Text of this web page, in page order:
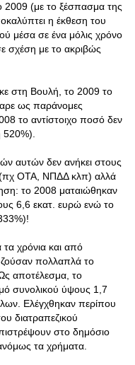
2009 (με το ξέσπασμα της
η έκθεση του
μέσα σε ένα μόλις χρόνο
σχέση με το ακριβώς
στη Βουλή, το 2009 το
ως παράνομες
το αντίστοιχο ποσό δεν
αυτών δεν ανήκει στους
(πχ ΟΤΑ, ΝΠΔΔ κλπ) αλλά
το 2008 ματαιώθηκαν
6,6 εκατ. ευρώ ενώ το
χρόνια και από
πολλαπλά το
αποτέλεσμα, το
συνολικού ύψους 1,7
Ελέγχθηκαν περίπου
διατραπεζικού
στο δημόσιο
τα χρήματα.